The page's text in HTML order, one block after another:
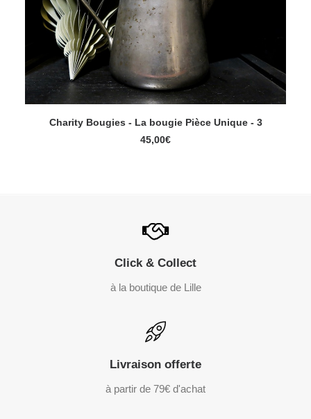
Charity Bougies - La bougie Pièce Unique - 3
45,00€
Click & Collect
à la boutique de Lille
Livraison offerte
à partir de 79€ d'achat